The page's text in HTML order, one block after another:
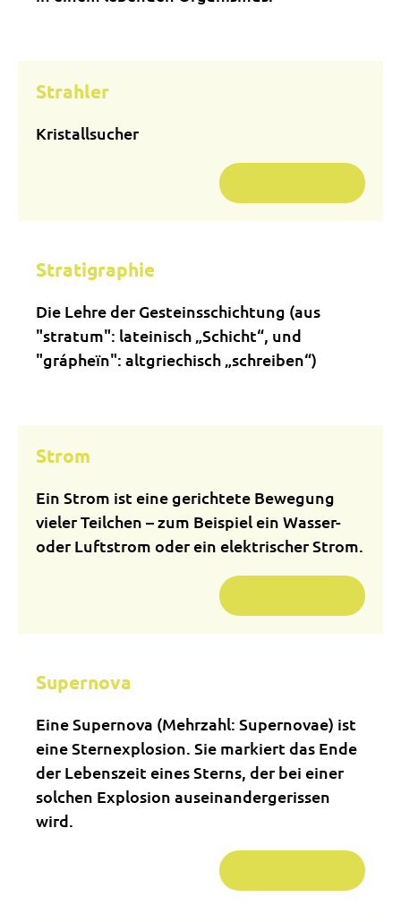
Strahler
Kristallsucher
Stratigraphie
Die Lehre der Gesteinsschichtung (aus
"stratum": lateinisch „Schicht“, und
"grápheïn": altgriechisch „schreiben“)
Strom
Ein Strom ist eine gerichtete Bewegung
vieler Teilchen – zum Beispiel ein Wasser-
oder Luftstrom oder ein elektrischer Strom.
Supernova
Eine Supernova (Mehrzahl: Supernovae) ist
eine Sternexplosion. Sie markiert das Ende
der Lebenszeit eines Sterns, der bei einer
solchen Explosion auseinandergerissen
wird.